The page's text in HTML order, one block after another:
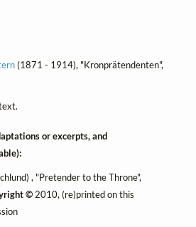
(1871 - 1914), "Kronprätendenten",
or excerpts, and
, "Pretender to the Throne",
©2010, (re)printed on this